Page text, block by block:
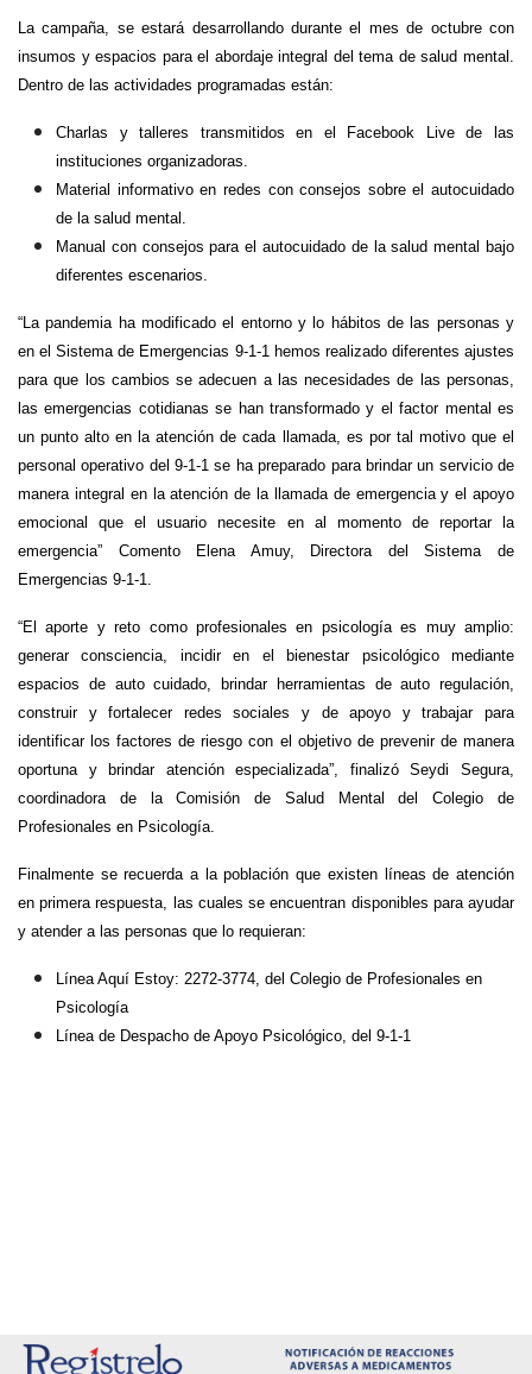
La campaña, se estará desarrollando durante el mes de octubre con
insumos y espacios para el abordaje integral del tema de salud mental.
Dentro de las actividades programadas están:
Charlas y talleres transmitidos en el Facebook Live de las
instituciones organizadoras.
Material informativo en redes con consejos sobre el autocuidado
de la salud mental.
Manual con consejos para el autocuidado de la salud mental bajo
diferentes escenarios.
“La pandemia ha modificado el entorno y lo hábitos de las personas y
en el Sistema de Emergencias 9-1-1 hemos realizado diferentes ajustes
para que los cambios se adecuen a las necesidades de las personas,
las emergencias cotidianas se han transformado y el factor mental es
un punto alto en la atención de cada llamada, es por tal motivo que el
personal operativo del 9-1-1 se ha preparado para brindar un servicio de
manera integral en la atención de la llamada de emergencia y el apoyo
emocional que el usuario necesite en al momento de reportar la
emergencia” Comento Elena Amuy, Directora del Sistema de
Emergencias 9-1-1.
“El aporte y reto como profesionales en psicología es muy amplio:
generar consciencia, incidir en el bienestar psicológico mediante
espacios de auto cuidado, brindar herramientas de auto regulación,
construir y fortalecer redes sociales y de apoyo y trabajar para
identificar los factores de riesgo con el objetivo de prevenir de manera
oportuna y brindar atención especializada”, finalizó Seydi Segura,
coordinadora de la Comisión de Salud Mental del Colegio de
Profesionales en Psicología.
Finalmente se recuerda a la población que existen líneas de atención
en primera respuesta, las cuales se encuentran disponibles para ayudar
y atender a las personas que lo requieran:
Línea Aquí Estoy: 2272-3774, del Colegio de Profesionales en
Psicología
Línea de Despacho de Apoyo Psicológico, del 9-1-1